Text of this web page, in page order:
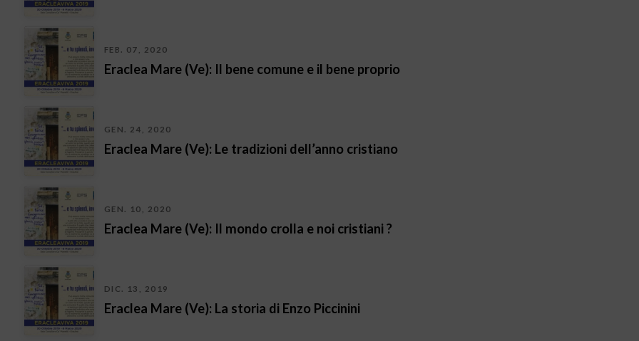
FEB. 07, 2020
Eraclea Mare (Ve): Il bene comune e il bene proprio
GEN. 24, 2020
Eraclea Mare (Ve): Le tradizioni dell’anno cristiano
GEN. 10, 2020
Eraclea Mare (Ve): Il mondo crolla e noi cristiani ?
DIC. 13, 2019
Eraclea Mare (Ve): La storia di Enzo Piccinini